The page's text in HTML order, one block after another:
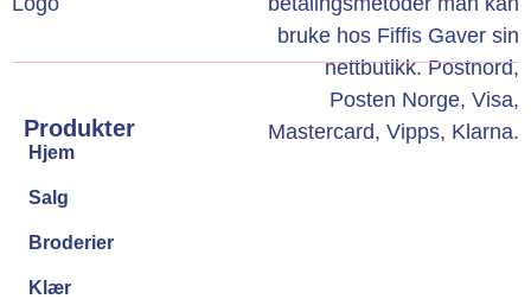
Produkter
Hjem
Salg
Broderier
Klær